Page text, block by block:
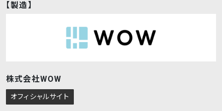
【製造】
株式会社WOW
オフィシャルサイト